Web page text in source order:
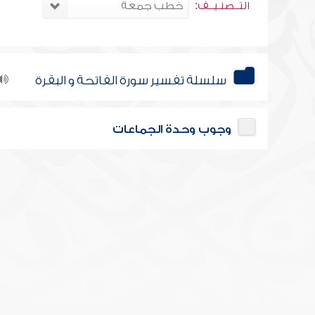
التــصنـيــف:
سلسلة تفسير سورة الفاتحة و البقرة
وجوب وحدة الجماعات